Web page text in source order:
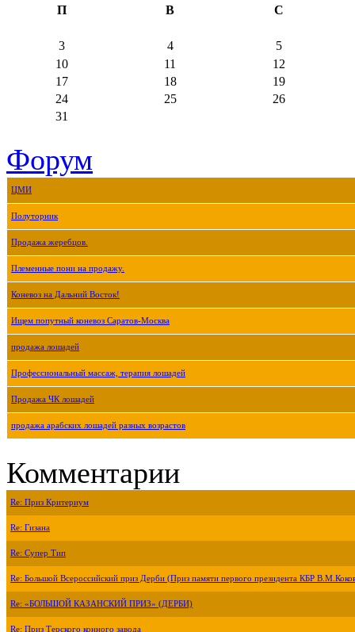
П В С
3 4
5
10
11
12
17
18
19
24
25
26
31
Форум
ЦМИ
Полуторник
Продажа жеребцов.
Племенные пони на продажу.
Коневоз на Дальний Восток!
Ищем попутный коневоз Саратов-Москва
продажа лошадей
Профессиональный массаж, терапия лошадей
Продажа ЧК лошадей
продажа арабских лошадей разных возрастов
Комментарии
Re: Приз Критериум
Re: Гизана
Re: Супер Тип
Re: Большой Всероссийский приз Дерби (Приз памяти первого президента КБР
Re: «БОЛЬШОЙ КАЗАНСКИЙ ПРИЗ» (ДЕРБИ)
Re: Приз Терского конного завода